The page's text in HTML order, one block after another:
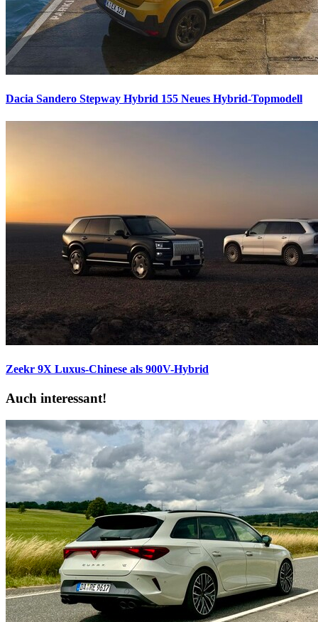
Dacia Sandero Stepway Hybrid 155 Neues Hybrid-Topmodell
Zeekr 9X Luxus-Chinese als 900V-Hybrid
Auch interessant!